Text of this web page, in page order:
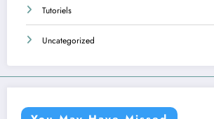
Tutoriels
Uncategorized